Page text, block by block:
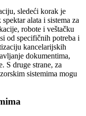
sledeći korak je
alata i sistema za
robote i veštačku
od specifičnih potreba i
kancelarijskih
dokumentima,
S druge strane, za
sistemima mogu